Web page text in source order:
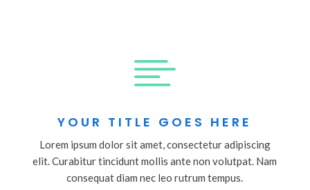

YOUR TITLE GOES HERE
Lorem ipsum dolor sit amet, consectetur adipiscing
elit. Curabitur tincidunt mollis ante non volutpat. Nam
consequat diam nec leo rutrum tempus.